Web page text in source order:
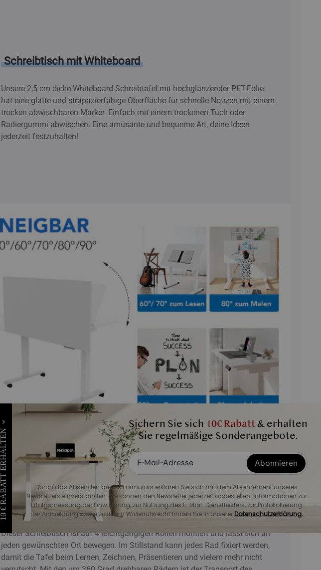
Schreibtisch mit Whiteboard
Unsere 2,5 cm dicke Whiteboard-Schreibtafel mit hochglänzender PET-Folie
hat eine glatte und strapazierfähige Oberfläche für schnelle Notizen mit einem
trocken abwischbaren Marker. Einfach mit einem trockenen Tuch oder
Radiergummi abwischen. Eine amüsante und bequeme Art, deine Ideen
jederzeit festzuhalten!
Einfacher zu Bewegen
Dieser Schreibtisch ist auf 4 leichtgängigen Rollen montiert und lässt sich an
jeden gewünschten Ort bewegen. Im Stillstand kann jedes Rad fixiert werden,
damit die Tafel beim Lernen, Zeichnen, Präsentieren und vielem mehr nicht
10 € RABATT ERHALTEN
Sichern Sie sich 10€ Rabatt & erhalten
Sie regelmäßige Sonderangebote.
Abonnieren
Durch das Absenden dieses Formulars erklären Sie sich mit dem Abonnement unseres
Newsletters einverstanden. Sie können den Newsletter jederzeit abbestellen. Informationen zur
Erfolgsmessung der Einwilligung, zur Nutzung des E-Mail-Dienstleisters, zur Protokollierung
der Anmeldung sowie zu Ihrem Widerrufsrecht finden Sie in unserer Datenschutzerklärung.